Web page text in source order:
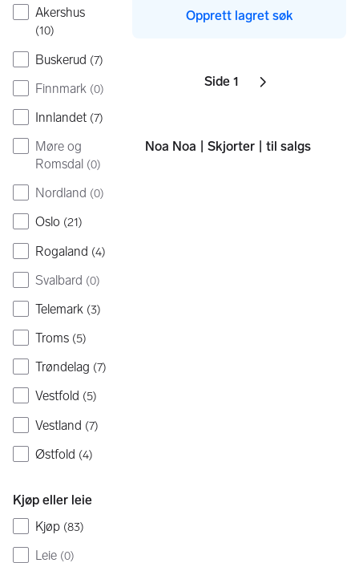
Akershus
(10)
Buskerud (7)
Finnmark (0)
Innlandet (7)
Møre og
Romsdal (0)
Nordland (0)
Oslo (21)
Rogaland (4)
Svalbard (0)
Telemark (3)
Troms (5)
Trøndelag (7)
Vestfold (5)
Vestland (7)
Østfold (4)
Kjøp eller leie
Kjøp (83)
Leie (0)
Opprett lagret søk
Sider
Side 1 Neste side
ikon
Noa Noa | Skjorter | til salgs